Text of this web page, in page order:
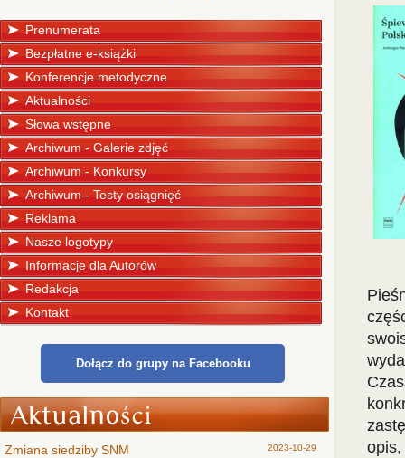
Prenumerata
Bezpłatne e-książki
Konferencje metodyczne
Aktualności
Słowa wstępne
Archiwum - Galerie zdjęć
Archiwum - Konkursy
Archiwum - Testy osiągnięć
Reklama
Nasze logotypy
Informacje dla Autorów
Redakcja
Kontakt
Dołącz do grupy na Facebooku
Zmiana siedziby SNM 2023-10-29